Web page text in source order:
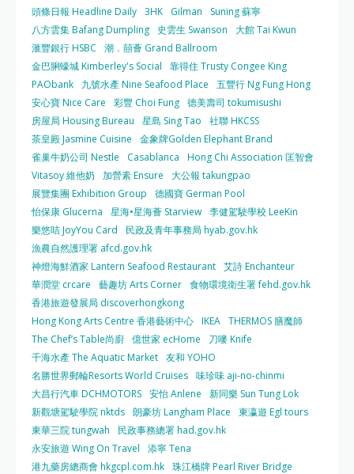
頭條日報 Headline Daily 3HK Gilman
Suning 蘇寧
八方雲集 Bafang Dumpling
史雲生 Swanson
大館 Tai Kwun
滙豐銀行 HSBC
潮．囍薈 Grand Ballroom
金巴脷蠔城 Kimberley's Social
靠得住 Trusty Congee King
PAObank
九號水產 Nine Seafood Place
五豐行 Ng Fung Hong
安心寶 Nice Care
彩豐 Choi Fung 德美壽司 tokumisushi
房屋局 Housing Bureau
星島 Sing Tao
社聯 HKCSS
茶皇殿 Jasmine Cuisine
金象牌Golden Elephant Brand
雀巢牛奶公司 Nestle
Casablanca
Hong Chi Association 匡智會
Vitasoy 維他奶
加營素 Ensure
大公報 takungpao
展覽集團 Exhibition Group
德國寶 German Pool
怡保康 Glucerna
星海•星海薈 Starview 李健駕駛學校 LeeKin
樂悠咭 JoyYou Card
民政及青年事務局 hyab.gov.hk
漁農自然護理署 afcd.gov.hk
神燈海鮮酒家 Lantern Seafood Restaurant 艾詩 Enchanteur
華潤堂 crcare
藝趣坊 Arts Corner 食物環境衛生署 fehd.gov.hk
香港旅遊發展局 discoverhongkong
Hong Kong Arts Centre 香港藝術中心 IKEA THERMOS 膳魔師
The Chef’s Table尚廚 億世家 ecHome
刀嘜 Knife
千海水產 The Aquatic Market 友和 YOHO
名勝世界郵輪Resorts World Cruises 味珍味 aji-no-chinmi
大昌行汽車 DCHMOTORS 安怡 Anlene
新同樂 Sun Tung Lok
新觀塘駕駛學院 nktds 朗豪坊 Langham Place
東瀛遊 Egl tours
東華三院 tungwah
民政事務總署 had.gov.hk
永安旅遊 Wing On Travel
添寧 Tena
港九藥房總商會 hkgcpl.com.hk 珠江橋牌 Pearl River Bridge